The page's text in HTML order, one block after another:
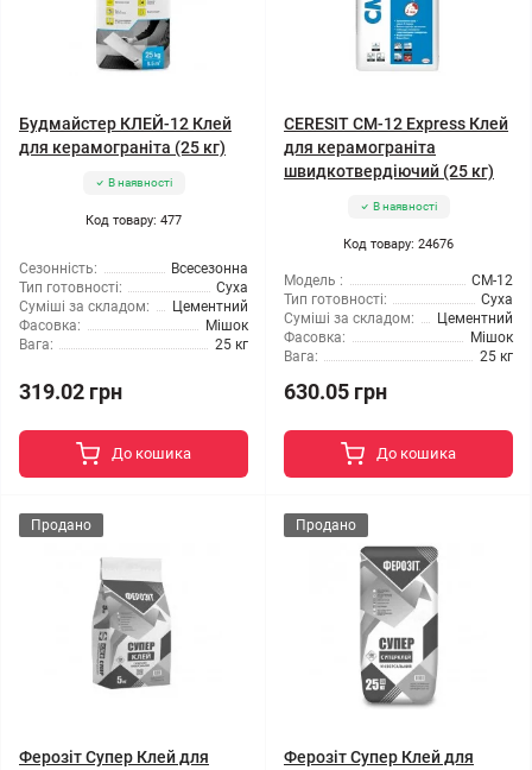
Будмайстер КЛЕЙ-12 Клей
для керамограніта (25 кг)
В наявності
Код товару: 477
Сезонність:
Всесезонна
Тип готовності:
Суха
Суміші за складом:
Цементний
Фасовка:
Мішок
Вага:
25 кг
319.02 грн
До кошика
CERESIT CM-12 Express Клей
для керамограніта
швидкотвердіючий (25 кг)
В наявності
Код товару: 24676
Модель :
CM-12
Тип готовності:
Суха
Суміші за складом:
Цементний
Фасовка:
Мішок
Вага:
25 кг
630.05 грн
До кошика
Продано
Ферозіт Супер Клей для
Продано
Ферозіт Супер Клей для